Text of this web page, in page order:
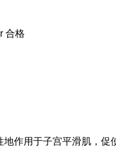
合格
作用于子宫平滑肌，